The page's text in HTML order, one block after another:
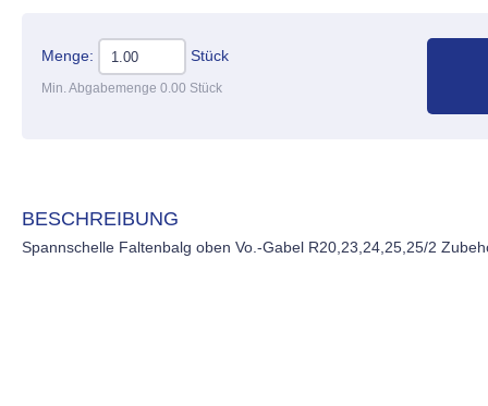
Menge: Stück
Min. Abgabemenge 0.00 Stück
BESCHREIBUNG
Spannschelle Faltenbalg oben Vo.-Gabel R20,23,24,25,25/2